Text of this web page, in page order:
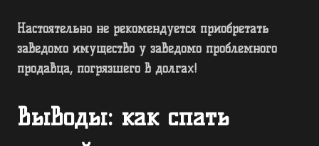
Настоятельно не рекомендуется приобретать
заведомо имущество у заведомо проблемного
продавца, погрязшего в долгах!
Выводы: как спать